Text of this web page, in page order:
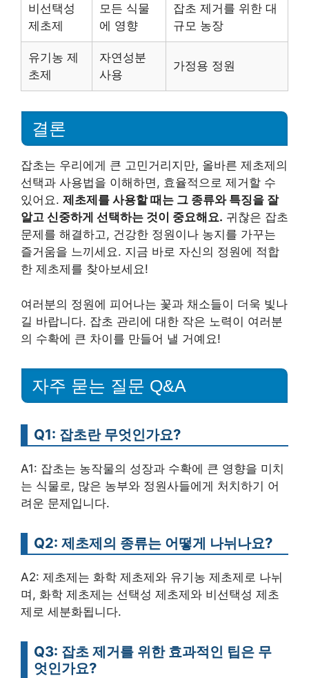
비선택성
제초제
모든 식물
에 영향
잡초 제거를 위한 대
규모 농장
유기농 제
초제
자연성분
사용
가정용 정원
결론
잡초는 우리에게 큰 고민거리지만, 올바른 제초제의
선택과 사용법을 이해하면, 효율적으로 제거할 수
있어요. 제초제를 사용할 때는 그 종류와 특징을 잘
알고 신중하게 선택하는 것이 중요해요. 귀찮은 잡초
문제를 해결하고, 건강한 정원이나 농지를 가꾸는
즐거움을 느끼세요. 지금 바로 자신의 정원에 적합
한 제초제를 찾아보세요!
여러분의 정원에 피어나는 꽃과 채소들이 더욱 빛나
길 바랍니다. 잡초 관리에 대한 작은 노력이 여러분
의 수확에 큰 차이를 만들어 낼 거예요!
자주 묻는 질문 Q&A
Q1: 잡초란 무엇인가요?
A1: 잡초는 농작물의 성장과 수확에 큰 영향을 미치
는 식물로, 많은 농부와 정원사들에게 처치하기 어
려운 문제입니다.
Q2: 제초제의 종류는 어떻게 나뉘나요?
A2: 제초제는 화학 제초제와 유기농 제초제로 나뉘
며, 화학 제초제는 선택성 제초제와 비선택성 제초
제로 세분화됩니다.
Q3: 잡초 제거를 위한 효과적인 팁은 무
엇인가요?